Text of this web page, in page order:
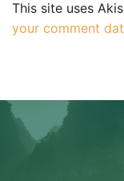
This site uses
your comment